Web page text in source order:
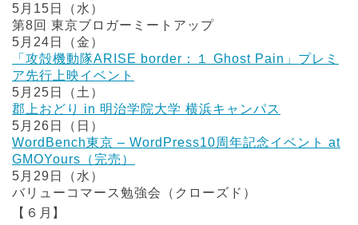
5月15日（水）
第8回 東京ブロガーミートアップ
5月24日（金）
「攻殻機動隊ARISE border：１ Ghost Pain」プレミ
ア先行上映イベント
5月25日（土）
郡上おどり in 明治学院大学 横浜キャンパス
5月26日（日）
WordBench東京 – WordPress10周年記念イベント at
GMOYours（完売）
5月29日（水）
バリューコマース勉強会（クローズド）
【６月】